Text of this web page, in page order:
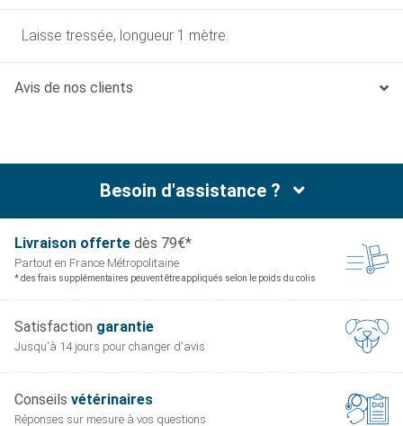
Laisse tressée, longueur 1 mètre.
Avis de nos clients
Besoin d'assistance ?
Livraison offerte dès 79€*
Partout en France Métropolitaine
* des frais supplémentaires peuvent être appliqués selon le poids du colis
Satisfaction garantie
Jusqu'à 14 jours pour changer d'avis
Conseils vétérinaires
Réponses sur mesure à vos questions